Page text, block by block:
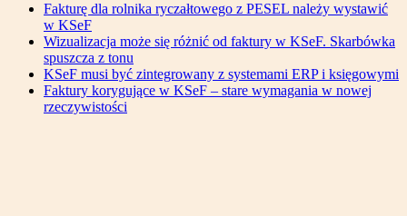
Fakturę dla rolnika ryczałtowego z PESEL należy wystawić
w KSeF
Wizualizacja może się różnić od faktury w KSeF. Skarbówka
spuszcza z tonu
KSeF musi być zintegrowany z systemami ERP i księgowymi
Faktury korygujące w KSeF – stare wymagania w nowej
rzeczywistości